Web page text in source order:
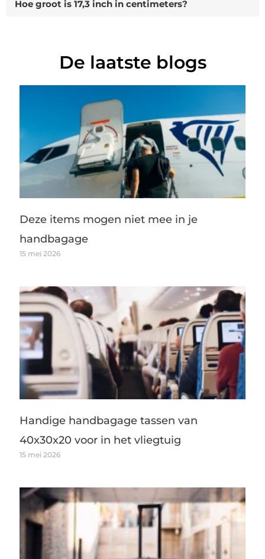
Hoe groot is 17,3 inch in centimeters?
De laatste blogs
Deze items mogen niet mee in je
handbagage
15 mei 2026
Handige handbagage tassen van
40x30x20 voor in het vliegtuig
15 mei 2026